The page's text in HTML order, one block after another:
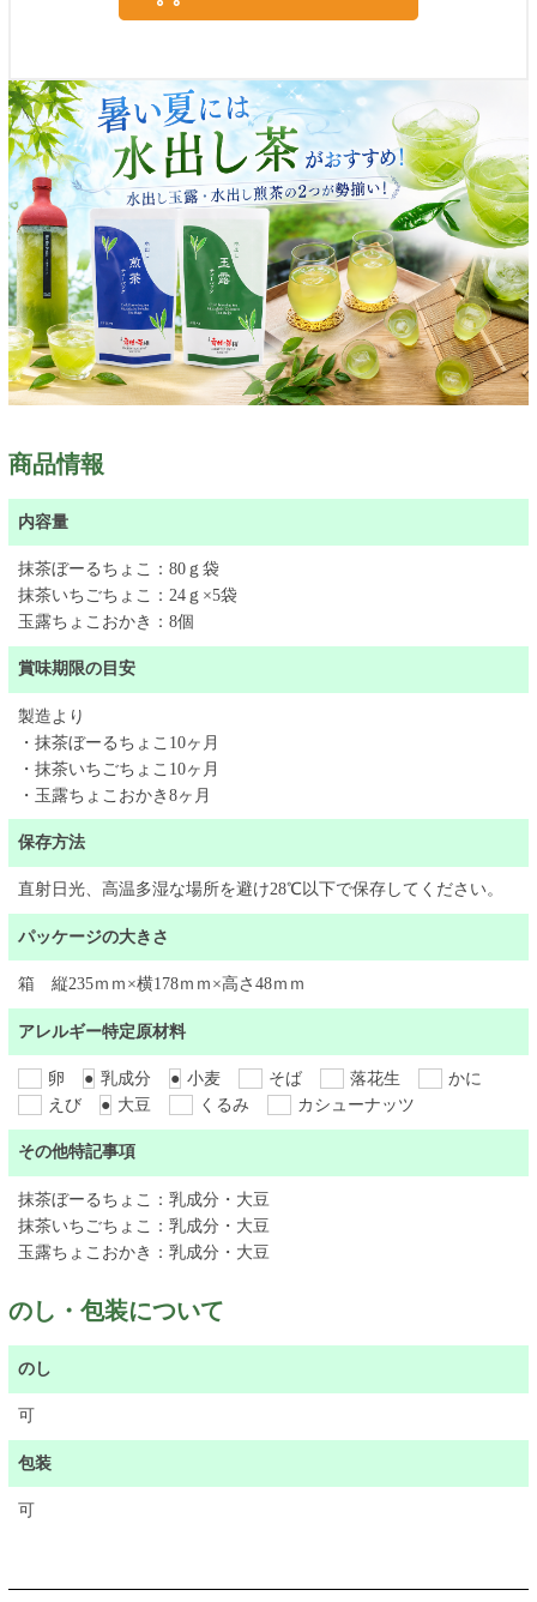
商品情報
内容量
抹茶ぼーるちょこ：80ｇ袋
抹茶いちごちょこ：24ｇ×5袋
玉露ちょこおかき：8個
賞味期限の目安
製造より
・抹茶ぼーるちょこ10ヶ月
・抹茶いちごちょこ10ヶ月
・玉露ちょこおかき8ヶ月
保存方法
直射日光、高温多湿な場所を避け28℃以下で保存してください。
パッケージの大きさ
箱 縦235ｍｍ×横178ｍｍ×高さ48ｍｍ
アレルギー特定原材料
卵 ● 乳成分 ● 小麦 そば 落花生
かに
えび
● 大豆 くるみ カシューナッツ
その他特記事項
抹茶ぼーるちょこ：乳成分・大豆
抹茶いちごちょこ：乳成分・大豆
玉露ちょこおかき：乳成分・大豆
のし・包装について
のし
可
包装
可